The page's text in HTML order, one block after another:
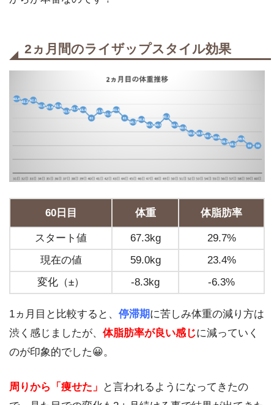
2ヵ月間のライザップスタイル効果
60日目 体重 体脂肪率
スタート値 67.3kg
29.7%
現在の値
59.0kg
23.4%
変化（±）
-8.3kg -6.3%
1ヵ月目と比較すると、 停滞期に苦しみ体重の減り方は
渋く感じましたが、 体脂肪率が良い感じに減っていく
のが印象的でした😀。
周りから「痩せた」
と言われるようになってきたの